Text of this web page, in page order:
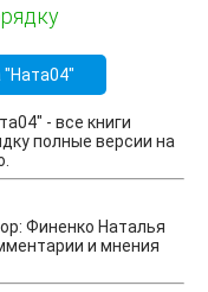
- все книги
полные версии на
Финенко Наталья
и мнения